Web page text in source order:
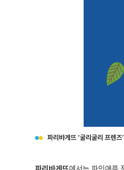
파리바게뜨 ‘굴리굴리 프렌즈